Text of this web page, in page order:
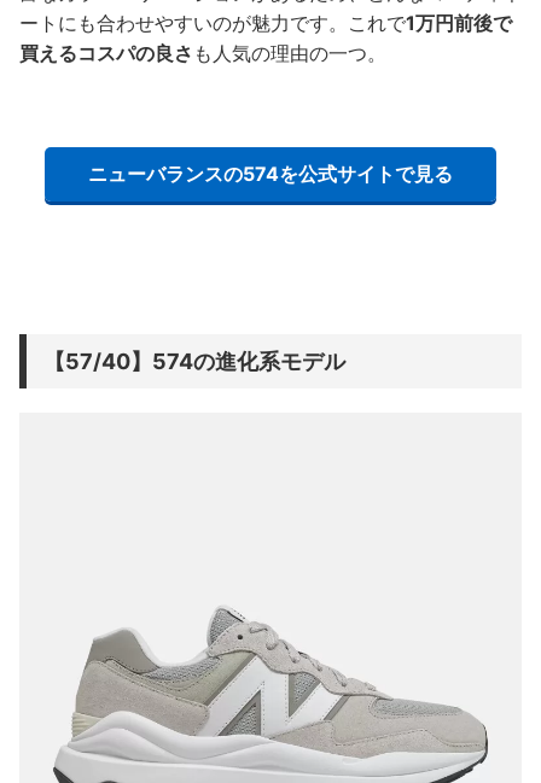
ートにも合わせやすいのが魅力です。これで1万円前後で
買えるコスパの良さ も人気の理由の一つ。
ニューバランスの574を公式サイトで見る
【57/40】574の進化系モデル